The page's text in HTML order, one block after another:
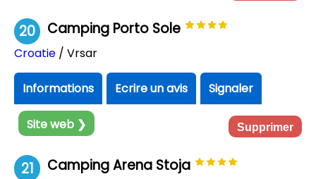
20 Camping Porto Sole
Croatie / Vrsar
Informations Ecrire un avis Signaler
Site web ❯ Supprimer
21 Camping Arena Stoja